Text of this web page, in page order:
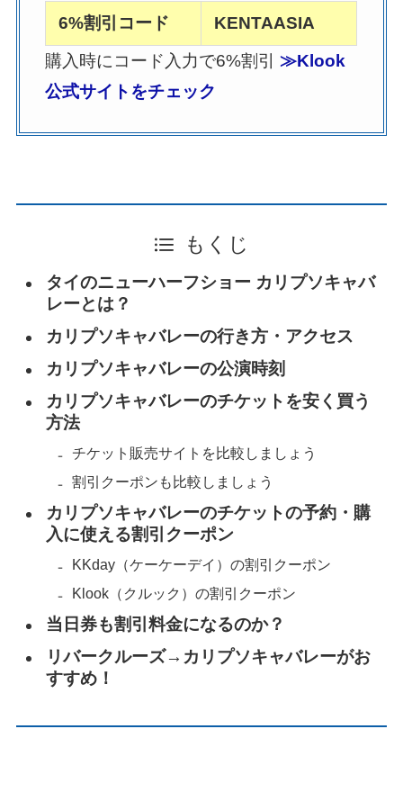
6%割引コード
KENTAASIA
購入時にコード入力で6%割引 ≫Klook
公式サイトをチェック
もくじ
タイのニューハーフショー カリプソキャバ
レーとは？
カリプソキャバレーの行き方・アクセス
カリプソキャバレーの公演時刻
カリプソキャバレーのチケットを安く買う
方法
チケット販売サイトを比較しましょう
割引クーポンも比較しましょう
カリプソキャバレーのチケットの予約・購
入に使える割引クーポン
KKday（ケーケーデイ）の割引クーポン
Klook（クルック）の割引クーポン
当日券も割引料金になるのか？
リバークルーズ→カリプソキャバレーがお
すすめ！